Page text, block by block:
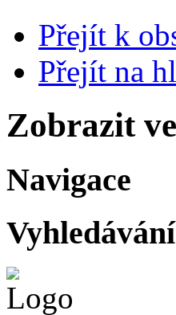
Přejít k
Přejít na
Zobrazit
Navigace
Vyhledávání